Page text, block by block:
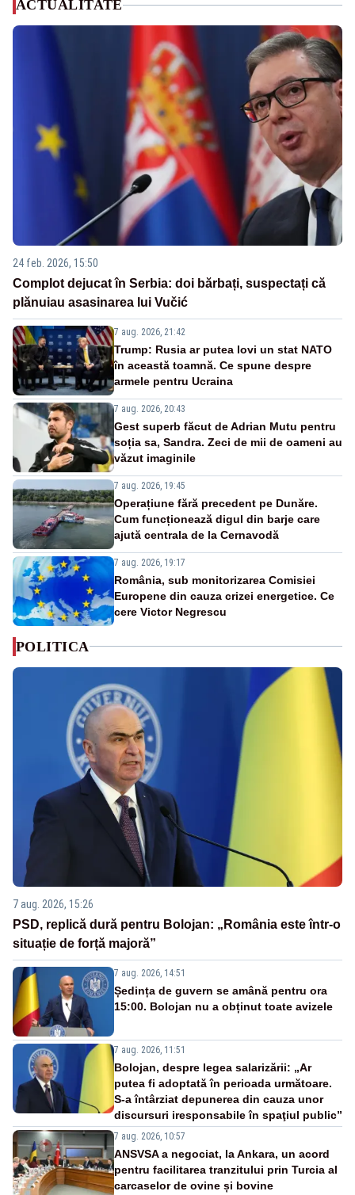
ACTUALITATE
24 feb. 2026, 15:50
Complot dejucat în Serbia: doi bărbați, suspectați că
plănuiau asasinarea lui Vučić
7 aug. 2026, 21:42
Trump: Rusia ar putea lovi un stat NATO
în această toamnă. Ce spune despre
armele pentru Ucraina
7 aug. 2026, 20:43
Gest superb făcut de Adrian Mutu pentru
soția sa, Sandra. Zeci de mii de oameni au
văzut imaginile
7 aug. 2026, 19:45
Operațiune fără precedent pe Dunăre.
Cum funcționează digul din barje care
ajută centrala de la Cernavodă
7 aug. 2026, 19:17
România, sub monitorizarea Comisiei
Europene din cauza crizei energetice. Ce
cere Victor Negrescu
POLITICA
7 aug. 2026, 15:26
PSD, replică dură pentru Bolojan: „România este într-o
situație de forță majoră”
7 aug. 2026, 14:51
Ședința de guvern se amână pentru ora
15:00. Bolojan nu a obținut toate avizele
7 aug. 2026, 11:51
Bolojan, despre legea salarizării: „Ar
putea fi adoptată în perioada următoare.
S-a întârziat depunerea din cauza unor
discursuri iresponsabile în spaţiul public”
7 aug. 2026, 10:57
ANSVSA a negociat, la Ankara, un acord
pentru facilitarea tranzitului prin Turcia al
carcaselor de ovine și bovine